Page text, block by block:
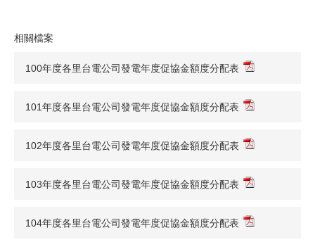
相關檔案
100年度各里台電公司發電年度促協金額度分配表
101年度各里台電公司發電年度促協金額度分配表
102年度各里台電公司發電年度促協金額度分配表
103年度各里台電公司發電年度促協金額度分配表
104年度各里台電公司發電年度促協金額度分配表